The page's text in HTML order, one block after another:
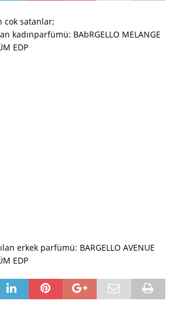
cok satanlar;
kadınparfümü: BAbRGELLO MELANGE
EDP
erkek parfümü: BARGELLO AVENUE
EDP